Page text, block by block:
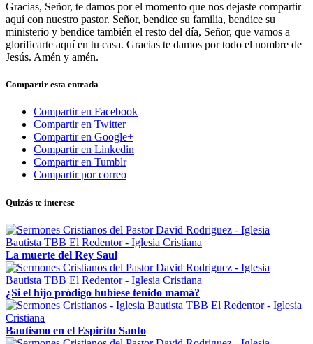
Gracias, Señor, te damos por el momento que nos dejaste compartir
aquí con nuestro pastor. Señor, bendice su familia, bendice su
ministerio y bendice también el resto del día, Señor, que vamos a
glorificarte aquí en tu casa. Gracias te damos por todo el nombre de
Jesús. Amén y amén.
Compartir esta entrada
Compartir en Facebook
Compartir en Twitter
Compartir en Google+
Compartir en Linkedin
Compartir en Tumblr
Compartir por correo
Quizás te interese
La muerte del Rey Saul
¿Si el hijo pródigo hubiese tenido mamá?
Bautismo en el Espiritu Santo